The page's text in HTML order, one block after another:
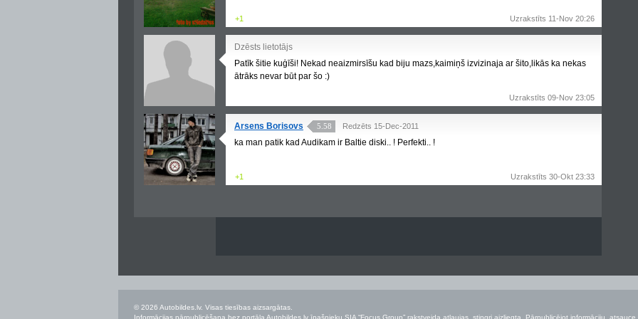
+1 Uzrakstīts 11-Nov 20:26
Dzēsts lietotājs
Patīk šitie kuģīši! Nekad neaizmirsīšu kad biju mazs,kaimiņš izvizinaja ar šito,likās ka nekas
ātrāks nevar būt par šo :)
Uzrakstīts 09-Nov 23:05
Arsens Borisovs 5.58 Redzēts 15-Dec-2011
ka man patik kad Audikam ir Baltie diski.. ! Perfekti.. !
+1 Uzrakstīts 30-Okt 23:33
© 2026 Autobildes.lv. Visas tiesības aizsargātas.
Informācijas pārpublicēšana bez portāla Autobildes.lv īpašnieku SIA “Focus Group” rakstveida atļaujas, stingri aizliegta. Pārpublicējot informāciju,